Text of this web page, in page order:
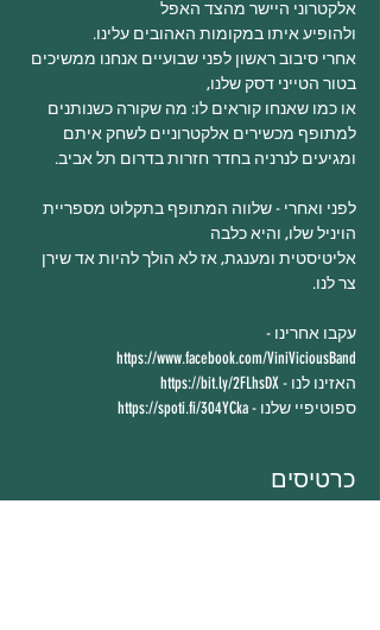
אחרי סיבוב ראשון לפני שבועיים אנחנו ממשיכים
או כמו שאנחו קוראים לו: מה שקורה כשנותנים
ומגיעים לנרניה בחדר חזרות בדרום תל אביב.
לפני ואחרי - שלווה המתופף בתקלוט מספריית
אליטיסטית ומענגת, אז לא הולך להיות אד שירן
צר לנו.
עקבו אחרינו -
https://www.facebook.com/ViniViciousBand
האזינו לנו - https://bit.ly/2FLhsDX
ספוטיפיי שלנו - https://spoti.fi/304YCka
כרטיסים